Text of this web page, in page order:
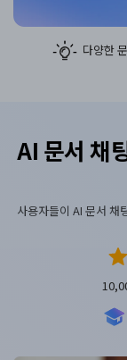
다양한
AI 문서 채
사용자들이 AI 문서 채